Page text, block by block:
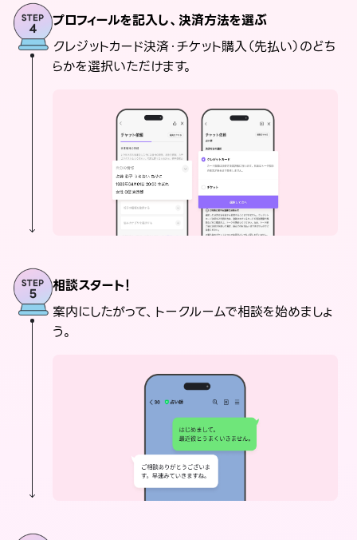
プロフィールを記入し、決済方法を選ぶ
クレジットカード決済・チケット購入（先払い）のどち
らかを選択いただけます。
相談スタート！
案内にしたがって、トークルームで相談を始めましょ
う。